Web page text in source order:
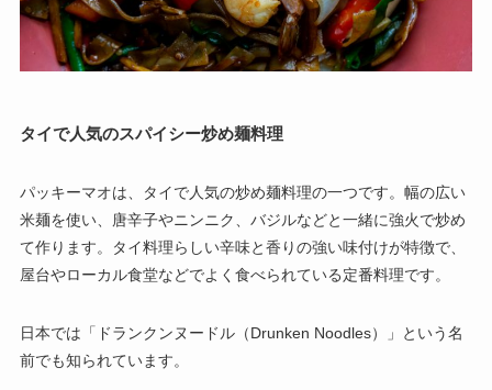
タイで人気のスパイシー炒め麺料理
パッキーマオは、タイで人気の炒め麺料理の一つです。幅の広い
米麺を使い、唐辛子やニンニク、バジルなどと一緒に強火で炒め
て作ります。タイ料理らしい辛味と香りの強い味付けが特徴で、
屋台やローカル食堂などでよく食べられている定番料理です。
日本では「ドランクンヌードル（Drunken Noodles）」という名
前でも知られています。